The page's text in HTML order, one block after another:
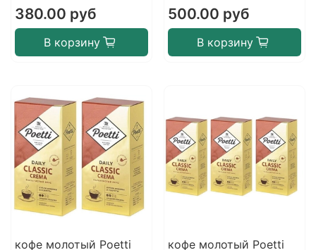
380.00 руб
В корзину
500.00 руб
В корзину
кофе молотый Poetti
кофе молотый Poetti